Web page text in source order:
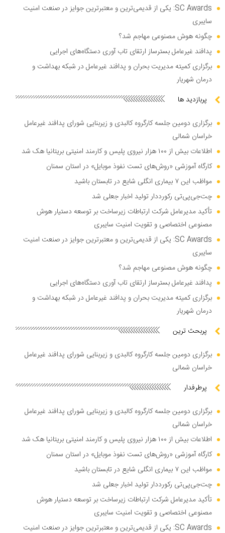
SC Awards: یکی از قدیمی‌ترین و معتبرترین جوایز در صنعت امنیت
سایبری
چگونه هوش مصنوعی مهاجم شد؟
پدافند غیرعامل بسترساز ارتقای تاب آوری دستگاه‌های اجرایی
برگزاری کمیته مدیریت بحران و پدافند غیرعامل در شبکه بهداشت و
درمان شهریار
پربازدید ها
برگزاری دومین جلسه کارگروه کالبدی و زیربنایی شورای پدافند غیرعامل
خراسان شمالی
اطلاعات بیش از ۱۰۰ هزار نیروی پلیس و کارمند امنیتی بریتانیا هک شد
کارگاه آموزشی «روش‌های تست نفوذ موبایل» در استان سمنان
مواظب این ۷ بیماری انگلی شایع در تابستان باشید
چت‌جی‌پی‌تی رکورددار تولید اخبار جعلی شد
تأکید مدیرعامل شرکت ارتباطات زیرساخت بر توسعه دستیار هوش
مصنوعی اختصاصی و تقویت امنیت سایبری
SC Awards: یکی از قدیمی‌ترین و معتبرترین جوایز در صنعت امنیت
سایبری
چگونه هوش مصنوعی مهاجم شد؟
پدافند غیرعامل بسترساز ارتقای تاب آوری دستگاه‌های اجرایی
برگزاری کمیته مدیریت بحران و پدافند غیرعامل در شبکه بهداشت و
درمان شهریار
پربحث ترین
برگزاری دومین جلسه کارگروه کالبدی و زیربنایی شورای پدافند غیرعامل
خراسان شمالی
پرطرفدار
برگزاری دومین جلسه کارگروه کالبدی و زیربنایی شورای پدافند غیرعامل
خراسان شمالی
اطلاعات بیش از ۱۰۰ هزار نیروی پلیس و کارمند امنیتی بریتانیا هک شد
کارگاه آموزشی «روش‌های تست نفوذ موبایل» در استان سمنان
مواظب این ۷ بیماری انگلی شایع در تابستان باشید
چت‌جی‌پی‌تی رکورددار تولید اخبار جعلی شد
تأکید مدیرعامل شرکت ارتباطات زیرساخت بر توسعه دستیار هوش
مصنوعی اختصاصی و تقویت امنیت سایبری
SC Awards: یکی از قدیمی‌ترین و معتبرترین جوایز در صنعت امنیت